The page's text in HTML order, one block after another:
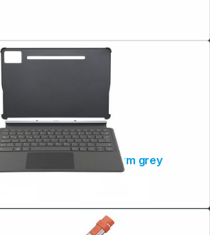
Lenovo Keyboard Pack Idea Tab Pro storm grey